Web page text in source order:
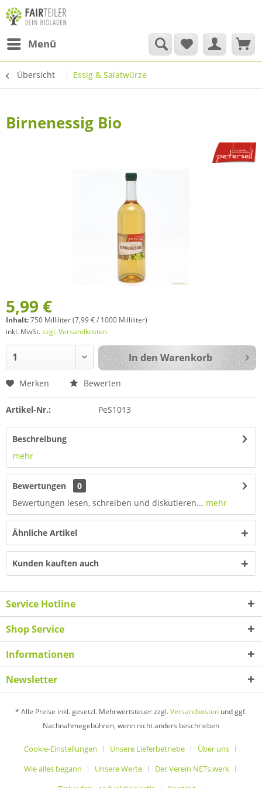
Menü
Übersicht Essig & Salatwürze
Birnenessig Bio
5,99 €
Inhalt:750 Milliliter (7,99 € / 1000 Milliliter)
inkl. MwSt.zzgl. Versandkosten
In den Warenkorb
Merken Bewerten
Artikel-Nr.: PeS1013
Beschreibung
mehr
Bewertungen
0
Bewertungen lesen, schreiben und diskutieren... mehr
Ähnliche Artikel
Kunden kauften auch
Service Hotline
Shop Service
Informationen
Newsletter
* Alle Preise inkl. gesetzl. Mehrwertsteuer zzgl.Versandkosten und ggf.
Nachnahmegebühren, wenn nicht anders beschrieben
Cookie-Einstellungen Unsere Lieferbetriebe
Über uns
Wie alles begann
Unsere Werte
Der Verein NETs.werk